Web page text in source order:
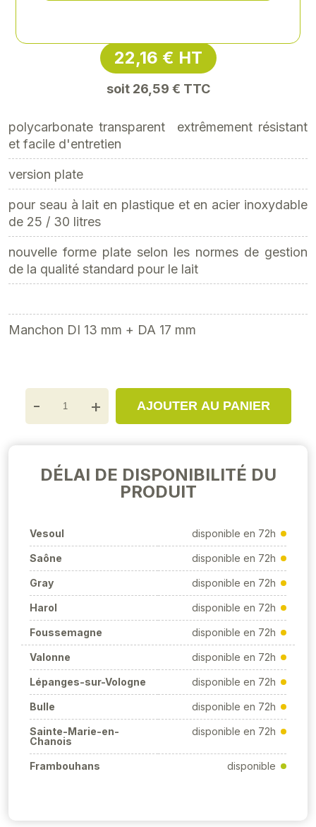
22,16 € HT
soit 26,59 € TTC
polycarbonate transparent  extrêmement résistant
et facile d'entretien
version plate
pour seau à lait en plastique et en acier inoxydable
de 25 / 30 litres
nouvelle forme plate selon les normes de gestion
de la qualité standard pour le lait
Manchon DI 13 mm + DA 17 mm
- + AJOUTER AU PANIER
DÉLAI DE DISPONIBILITÉ DU
PRODUIT
Vesoul disponible en 72h
Saône disponible en 72h
Gray disponible en 72h
Harol disponible en 72h
Foussemagne disponible en 72h
Valonne disponible en 72h
Lépanges-sur-Vologne disponible en 72h
Bulle disponible en 72h
Sainte-Marie-en-
Chanois
disponible en 72h
Frambouhans disponible